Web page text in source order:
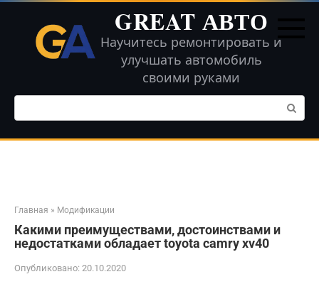
Перейти
контенту
GREAT АВТО
Научитесь ремонтировать и
улучшать автомобиль
своими руками
Поиск:
Главная » Модификации
Какими преимуществами, достоинствами и
недостатками обладает toyota camry xv40
Опубликовано: 20.10.2020